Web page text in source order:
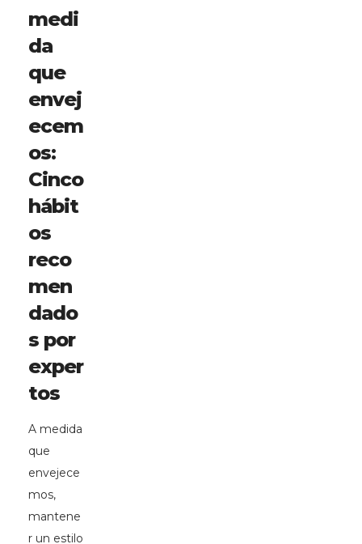
medi
da
que
envej
ecem
os:
Cinco
hábit
os
reco
men
dado
s por
exper
tos
A medida
que
envejece
mos,
mantene
r un estilo